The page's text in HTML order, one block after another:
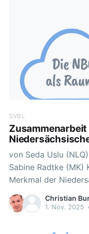
Beim Teilen von
SVBL
von Seda Uslu
Sabine Radtke (MK) Kollaboration ist ein zentrales
Merkmal der
Ergebnisse
digitale Medien in
Christian
1. Nov. 2025